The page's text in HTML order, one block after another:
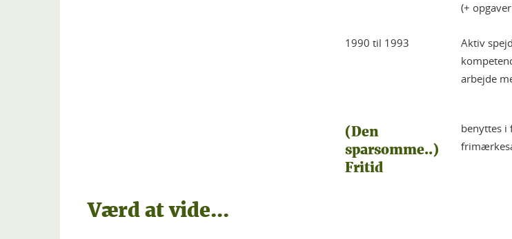
(+
1990 til 1993
Aktiv
arbejde
(Den
sparsomme..)
Fritid
benyttes i
Værd at vide...